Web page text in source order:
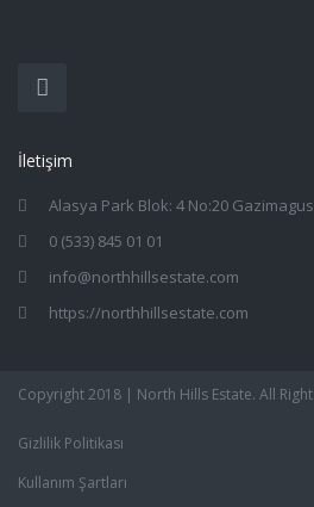
İletişim
Alasya Park Blok: 4 No:20
0 (533) 845 01 01
info@northhillsestate.com
https://northhillsestate.com
Copyright 2018 | North Hills Estate. All
Gizlilik Politikası
Kullanım Şartları